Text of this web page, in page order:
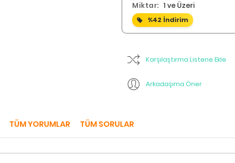
Miktar: 1 ve Üzeri
%42 İndirim
Karşılaştırma Listene Ekle
Arkadaşıma Öner
TÜM YORUMLAR TÜM SORULAR